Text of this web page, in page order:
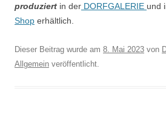
produziert in der DORFGALERIE und
Shop erhältlich.
Dieser Beitrag wurde am 8. Mai 2023 von
Allgemein veröffentlicht.